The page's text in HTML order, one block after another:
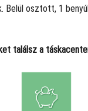
Belül osztott, 1
találsz a